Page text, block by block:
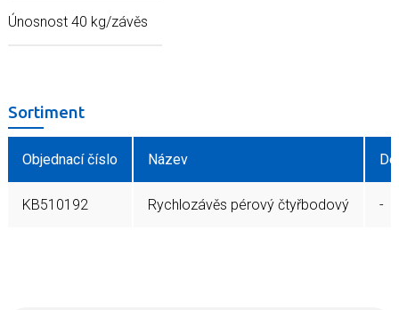
Únosnost 40 kg/závěs
Sortiment
Objednací číslo Název
KB510192 Rychlozávěs pérový čtyřbodový -